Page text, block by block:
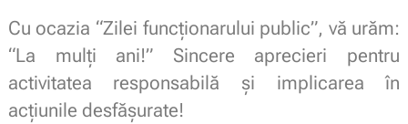
Cu ocazia “Zilei funcționarului public”, vă urăm:
“La mulți ani!” Sincere aprecieri pentru
activitatea responsabilă și implicarea în
acțiunile desfășurate!